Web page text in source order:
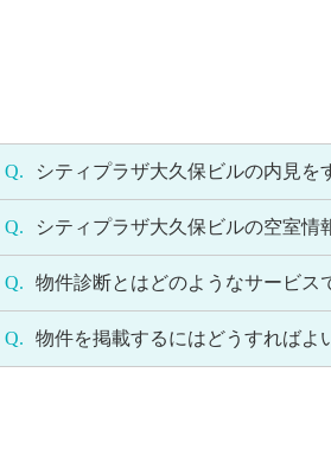
Q. シティプラザ大久保ビルの内見を
Q. シティプラザ大久保ビルの空室情
Q. 物件診断とはどのようなサービス
Q. 物件を掲載するにはどうすればよ